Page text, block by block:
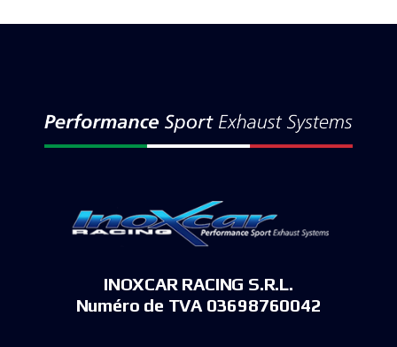
INOXCAR RACING S.R.L.
Numéro de TVA 03698760042